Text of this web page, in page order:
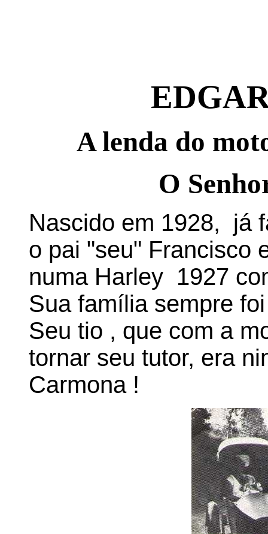
A lenda do
O
Nascido em 1928, já
o pai "seu" Francisco
numa Harley 1927
Sua família sempre
Seu tio , que com a
tornar seu tutor, era
Carmona !